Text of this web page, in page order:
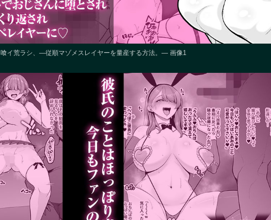
喰イ荒ラシ、―従順マゾメスレイヤーを量産する方法。― 画像1